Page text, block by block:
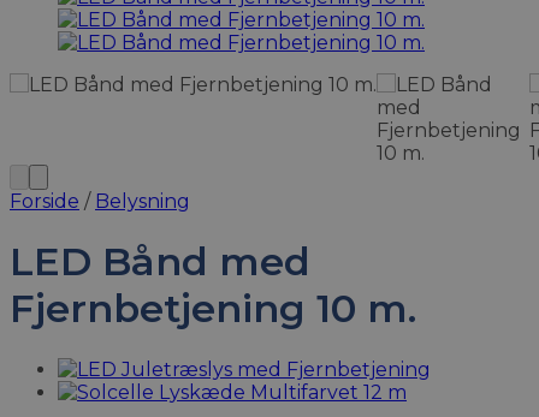
Forside / Belysning
LED Bånd med
Fjernbetjening 10 m.